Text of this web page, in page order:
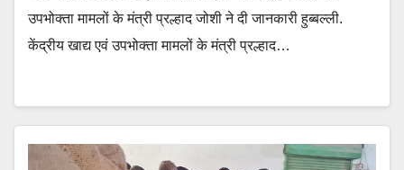
उपभोक्ता मामलों के मंत्री प्रल्हाद जोशी ने दी जानकारी हुब्बल्ली.
केंद्रीय खाद्य एवं उपभोक्ता मामलों के मंत्री प्रल्हाद…